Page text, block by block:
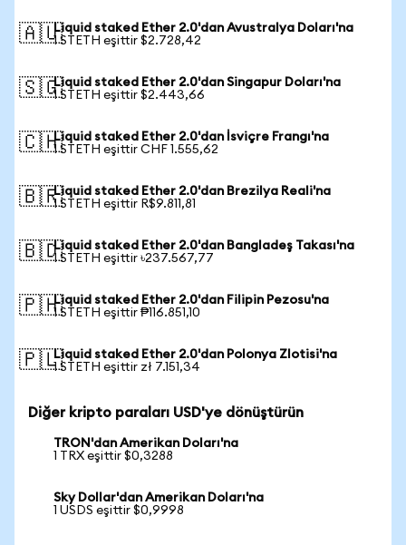
🇦🇺Liquid staked Ether 2.0'dan Avustralya Doları'na
1 STETH eşittir $2.728,42
🇸🇬Liquid staked Ether 2.0'dan Singapur Doları'na
1 STETH eşittir $2.443,66
🇨🇭Liquid staked Ether 2.0'dan İsviçre Frangı'na
1 STETH eşittir CHF 1.555,62
🇧🇷Liquid staked Ether 2.0'dan Brezilya Reali'na
1 STETH eşittir R$9.811,81
🇧🇩Liquid staked Ether 2.0'dan Bangladeş Takası'na
1 STETH eşittir ৳237.567,77
🇵🇭Liquid staked Ether 2.0'dan Filipin Pezosu'na
1 STETH eşittir ₱116.851,10
🇵🇱Liquid staked Ether 2.0'dan Polonya Zlotisi'na
1 STETH eşittir zł 7.151,34
Diğer kripto paraları USD'ye dönüştürün
TRON'dan Amerikan Doları'na
1 TRX eşittir $0,3288
Sky Dollar'dan Amerikan Doları'na
1 USDS eşittir $0,9998